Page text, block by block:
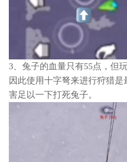
3、兔子的血量只有55点，但
因此使用十字弩来进行狩猎
害足以一下打死兔子。